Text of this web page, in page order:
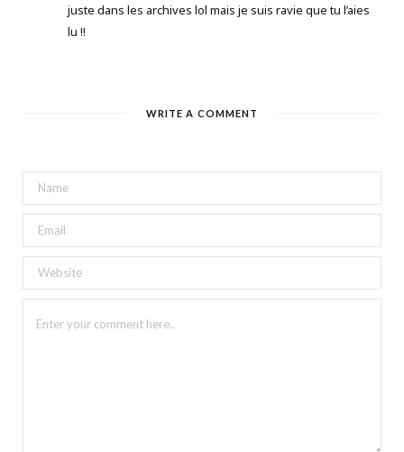
juste dans les archives lol mais je suis ravie que tu l’aies
lu !!
WRITE A COMMENT